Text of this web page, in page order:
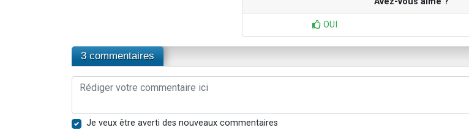
OUI
3 commentaires
Je veux être averti des nouveaux commentaires